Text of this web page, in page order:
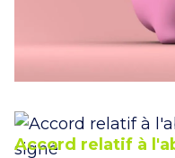
Accord relatif à